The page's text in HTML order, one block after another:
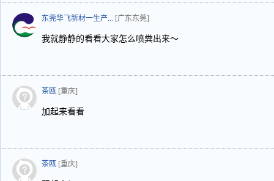
东莞华飞新材一生产... [广东东莞]
我就静静的看看大家怎么喷粪出来～
茶瓯 [重庆]
加起来看看
茶瓯 [重庆]